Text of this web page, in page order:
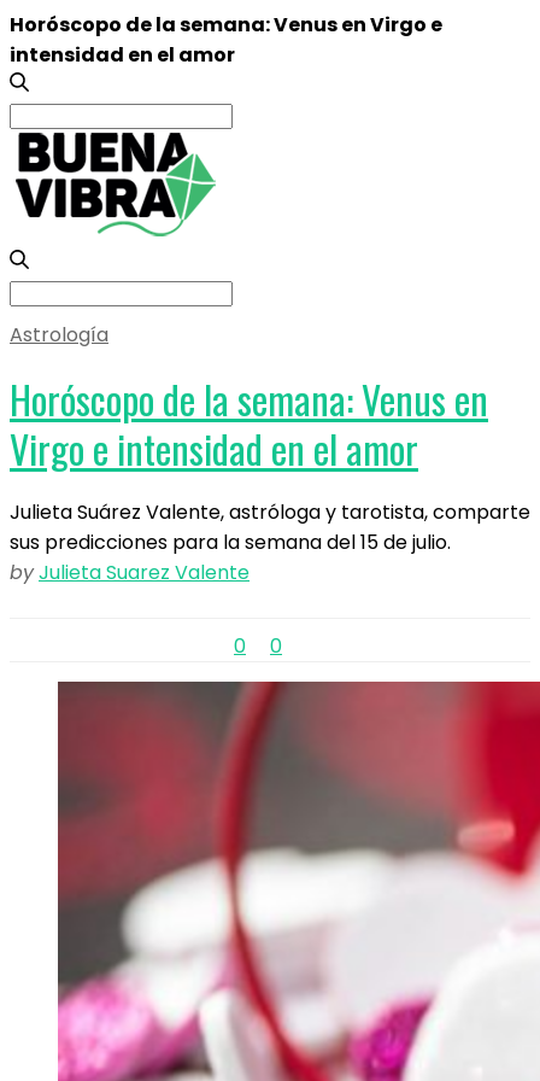
Horóscopo de la semana: Venus en Virgo e
intensidad en el amor
Search
for:
Search
Astrología
Horóscopo de la semana: Venus en
Virgo e intensidad en el amor
Julieta Suárez Valente, astróloga y tarotista, comparte
sus predicciones para la semana del 15 de julio.
byJulieta Suarez Valente
0 0